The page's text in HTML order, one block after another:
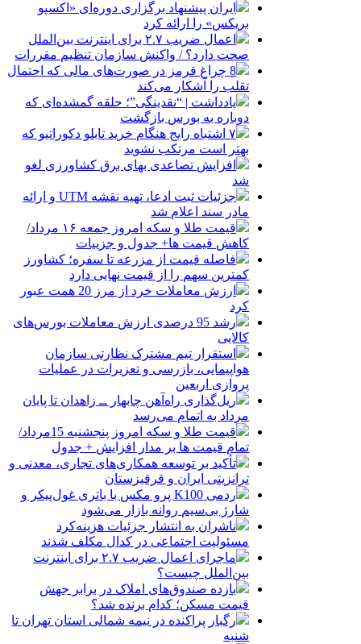
ایران پیشنهاد برگزاری دوره‌ای «اکسپو
بریکس» را ارائه کرد
اعمال ضریب ۲.۷ برای اینترنت بین‌الملل
صحت دارد؟ / واکنش سازمان تنظیم مقررات
8 چراغ قرمز در صورت‌های مالی که احتمال
تقلب را آشکار می‌کند
یادداشت | “نقدینگی”؛ حلقه گمشده‌ای که
دوباره به بورس بازگشت
۷ اشتباه رایج هنگام خرید تابلو دکوراتیو که
بهتر است مرتکب نشوید
افزایش تصاعدی بهای برق کشاورزی لغو
شد
جزئیات ثبت ادعا، تهیه نقشه UTM و ارائه
مادر سند اعلام شد
قیمت طلا و سکه امروز جمعه ۱۶ مرداد/
کاهش قیمت ها+ جدول و جزییات
فاصله قیمت از مزرعه تا سفره؛ کشاورز
کمترین سهم را از قیمت نهایی دارد
ارزش معاملات خرد از مرز 20 همت عبور
کرد
رشد 95 درصدی ارزش معاملات بورس‌های
کالایی
استقرار تیم مشترک نظارتی سازمان
هواپیمایی، بازرسی و تعزیرات در عملیات
پروازی اربعین
ریل‌گذاری راه‌آهن چابهار ــ زاهدان تا پایان
مرداد به اتمام می‌رسد
قیمت طلا و سکه امروز پنجشنبه 15مرداد/
تمام قیمت ها بر مدار افزایش + جدول
تأکید بر توسعه همکاری‌های تجاری، معدنی و
ترانزیتی ایران و قرقیزستان
ردمی K100 پرو مکس با باتری غول‌پیکر و
شارژ بی‌سیم روانه بازار می‌شود
ناشران به انتشار جزئیات هزینه‌کرد
مسئولیت اجتماعی در کدال مکلف شدند
ماجرای اعمال ضریب ۲.۷ برای اینترنت
بین‌الملل چیست؟
بازده صندوق‌های املاک در برابر جهش
قیمت مسکن؛ کدام برنده شد؟
رگبار پراکنده در نیمه شمالی استان تهران تا
شنبه